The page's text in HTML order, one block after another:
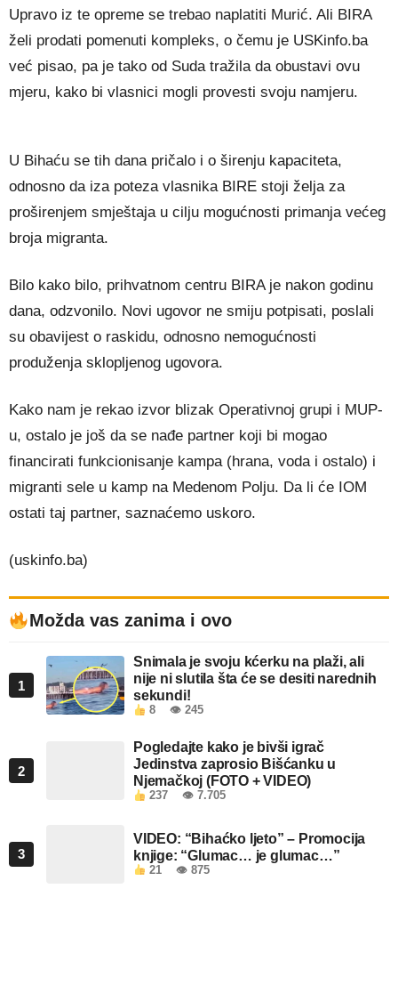
Upravo iz te opreme se trebao naplatiti Murić. Ali BIRA
želi prodati pomenuti kompleks, o čemu je USKinfo.ba
već pisao, pa je tako od Suda tražila da obustavi ovu
mjeru, kako bi vlasnici mogli provesti svoju namjeru.
U Bihaću se tih dana pričalo i o širenju kapaciteta,
odnosno da iza poteza vlasnika BIRE stoji želja za
proširenjem smještaja u cilju mogućnosti primanja većeg
broja migranta.
Bilo kako bilo, prihvatnom centru BIRA je nakon godinu
dana, odzvonilo. Novi ugovor ne smiju potpisati, poslali
su obavijest o raskidu, odnosno nemogućnosti
produženja sklopljenog ugovora.
Kako nam je rekao izvor blizak Operativnoj grupi i MUP-
u, ostalo je još da se nađe partner koji bi mogao
financirati funkcionisanje kampa (hrana, voda i ostalo) i
migranti sele u kamp na Medenom Polju. Da li će IOM
ostati taj partner, saznaćemo uskoro.
(uskinfo.ba)
Možda vas zanima i ovo
1
Snimala je svoju kćerku na plaži, ali
nije ni slutila šta će se desiti narednih
sekundi!
8 👁 245
2
Pogledajte kako je bivši igrač
Jedinstva zaprosio Bišćanku u
Njemačkoj (FOTO + VIDEO)
237 👁 7.705
3
VIDEO: “Bihaćko ljeto” – Promocija
knjige: “Glumac… je glumac…”
21 👁 875